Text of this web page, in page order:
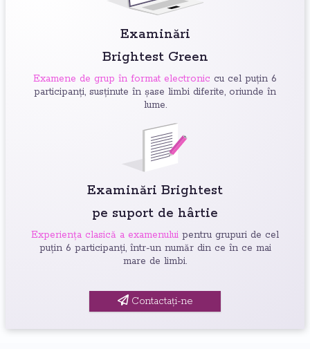
Examinări
Brightest Green
Examene de grup în format electronic cu cel puțin 6
participanți, susținute în șase limbi diferite, oriunde în
lume.
Examinări Brightest
pe suport de hârtie
Experiența clasică a examenului pentru grupuri de cel
puțin 6 participanți, într-un număr din ce în ce mai
mare de limbi.
Contactați-ne